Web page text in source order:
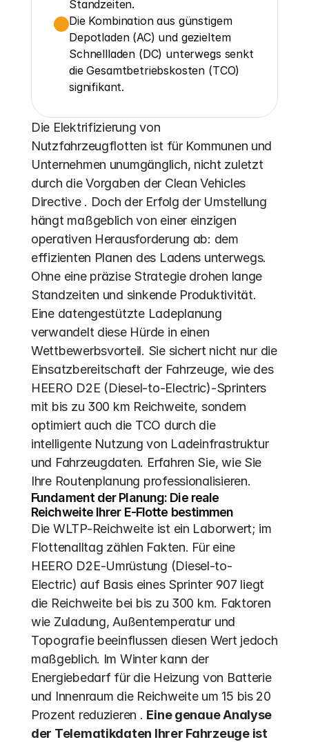
Standzeiten.
Die Kombination aus günstigem
Depotladen (AC) und gezieltem
Schnellladen (DC) unterwegs senkt
die Gesamtbetriebskosten (TCO)
signifikant.
Die Elektrifizierung von
Nutzfahrzeugflotten ist für Kommunen und
Unternehmen unumgänglich, nicht zuletzt
durch die Vorgaben der Clean Vehicles
Directive . Doch der Erfolg der Umstellung
hängt maßgeblich von einer einzigen
operativen Herausforderung ab: dem
effizienten Planen des Ladens unterwegs.
Ohne eine präzise Strategie drohen lange
Standzeiten und sinkende Produktivität.
Eine datengestützte Ladeplanung
verwandelt diese Hürde in einen
Wettbewerbsvorteil. Sie sichert nicht nur die
Einsatzbereitschaft der Fahrzeuge, wie des
HEERO D2E (Diesel-to-Electric)-Sprinters
mit bis zu 300 km Reichweite, sondern
optimiert auch die TCO durch die
intelligente Nutzung von Ladeinfrastruktur
und Fahrzeugdaten. Erfahren Sie, wie Sie
Ihre Routenplanung professionalisieren.
Fundament der Planung: Die reale
Reichweite Ihrer E-Flotte bestimmen
Die WLTP-Reichweite ist ein Laborwert; im
Flottenalltag zählen Fakten. Für eine
HEERO D2E-Umrüstung (Diesel-to-
Electric) auf Basis eines Sprinter 907 liegt
die Reichweite bei bis zu 300 km. Faktoren
wie Zuladung, Außentemperatur und
Topografie beeinflussen diesen Wert jedoch
maßgeblich. Im Winter kann der
Energiebedarf für die Heizung von Batterie
und Innenraum die Reichweite um 15 bis 20
Prozent reduzieren . Eine genaue Analyse
der Telematikdaten Ihrer Fahrzeuge ist